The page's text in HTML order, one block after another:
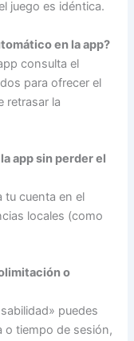
juego es idéntica.
en la app?
consulta el
para ofrecer el
retrasar la
app sin perder el
tu cuenta en el
locales (como
o
puedes
o tiempo de sesión,